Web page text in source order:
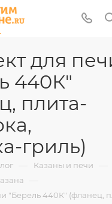
для
440К"
плита-
гриль)
— Казаны и печи —
—
"Берель 440К" (фланец,